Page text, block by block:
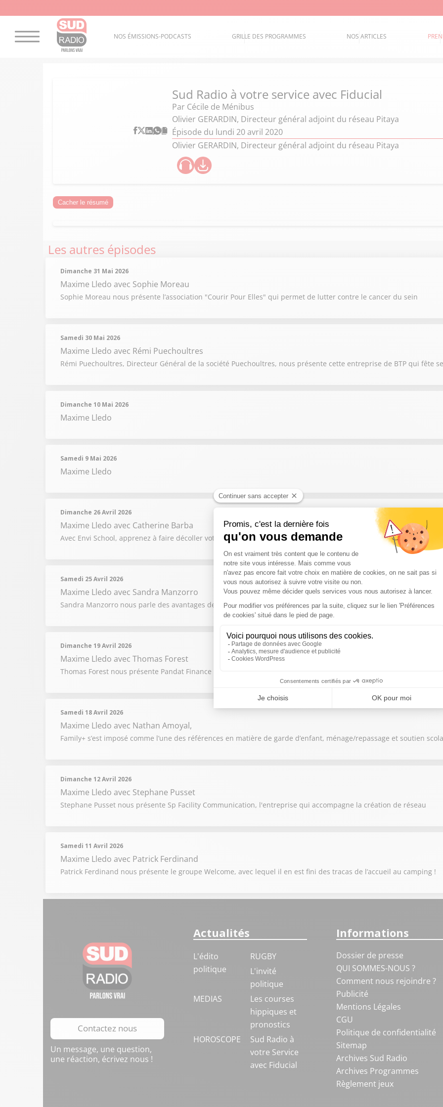
NOS ÉMISSIONS-PODCASTS GRILLE DES PROGRAMMES NOS ARTICLES
Sud Radio à votre service avec Fiducial
Par Cécile de Ménibus
Olivier GERARDIN, Directeur général adjoint du réseau Pitaya
Épisode du lundi 20 avril 2020
Olivier GERARDIN, Directeur général adjoint du réseau Pitaya
Cacher le résumé
Les autres épisodes
Dimanche 31 Mai 2026
Maxime Lledo avec Sophie Moreau
Sophie Moreau nous présente l’association "Courir Pour Elles" qui permet de lutter contre le cancer du sein
Samedi 30 Mai 2026
Maxime Lledo avec Rémi Puechoultres
Rémi Puechoultres, Directeur Général de la société Puechoultres, nous présente cette entreprise de BTP qui fête
Dimanche 10 Mai 2026
Maxime Lledo
Samedi 9 Mai 2026
Maxime Lledo
Dimanche 26 Avril 2026
Maxime Lledo avec Catherine Barba
Avec Envi School, apprenez à faire décoller votre activité, trouver des clients, booster votre confiance, cultiver
Samedi 25 Avril 2026
Maxime Lledo avec Sandra Manzorro
Sandra Manzorro nous parle des avantages de l’hôtel l’Eden du Forez situé au Burgeron entre Clermont-Ferrand et
Dimanche 19 Avril 2026
Maxime Lledo avec Thomas Forest
Thomas Forest nous présente Pandat Finance : le leader en France du courtage en trésorerie d'entreprises
Samedi 18 Avril 2026
Maxime Lledo avec Nathan Amoyal,
Family+ s’est imposé comme l’une des références en matière de garde d’enfant, ménage/repassage et soutien
Dimanche 12 Avril 2026
Maxime Lledo avec Stephane Pusset
Stephane Pusset nous présente Sp Facility Communication, l'entreprise qui accompagne la création de réseau
Samedi 11 Avril 2026
Maxime Lledo avec Patrick Ferdinand
Patrick Ferdinand nous présente le groupe Welcome, avec lequel il en est fini des tracas de l’accueil au camping !
Contactez nous
Un message, une question,
une réaction, écrivez nous !
Actualités
L'édito
politique
RUGBY
L'invité
politique
MEDIAS
Les courses
hippiques et
pronostics
HOROSCOPE
Sud Radio à
votre Service
avec Fiducial
Informations
Dossier de presse
QUI SOMMES-NOUS ?
Comment nous rejoindre ?
Publicité
Mentions Légales
CGU
Politique de confidentialité
Sitemap
Archives Sud Radio
Archives Programmes
Règlement jeux